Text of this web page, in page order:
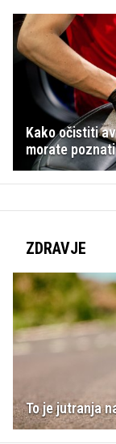
Kako očistiti
morate poznati
ZDRAVJE
To je jutranja